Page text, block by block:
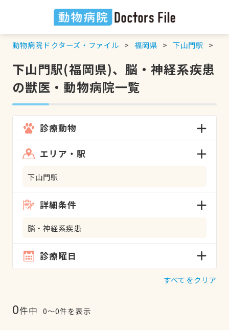
動物病院ドクターズ・ファイル 福岡県 下山門駅
下山門駅(福岡県)、脳・神経系疾患
の獣医・動物病院一覧
診療動物
エリア・駅
下山門駅
詳細条件
脳・神経系疾患
診療曜日
すべてをクリア
0件中 0〜0件を表示